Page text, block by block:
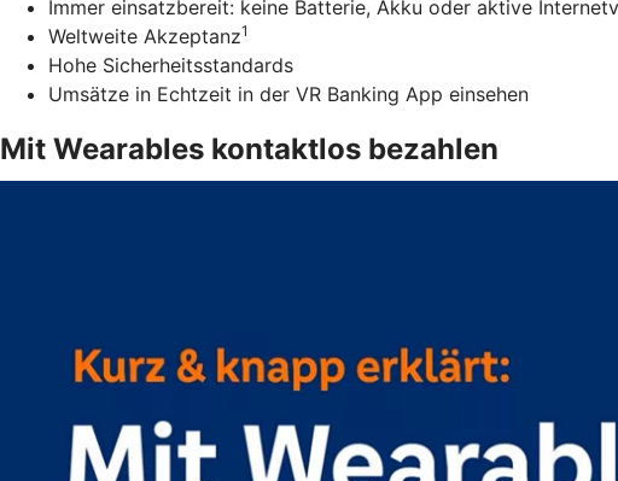
Immer einsatzbereit: keine Batterie, Akku oder aktive
Weltweite Akzeptanz1
Hohe Sicherheitsstandards
Umsätze in Echtzeit in der VR Banking App einsehen
Mit Wearables kontaktlos bezahlen